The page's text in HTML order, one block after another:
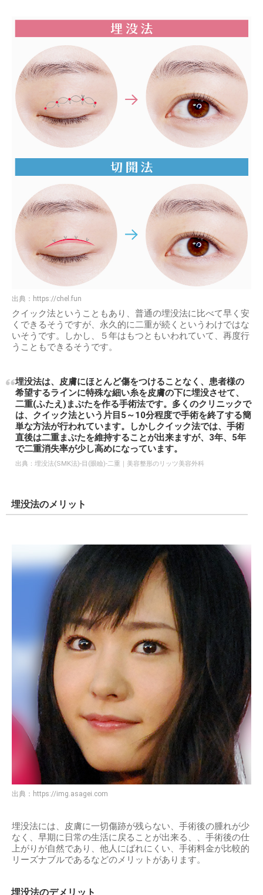
出典： https://chel.fun
クイック法ということもあり、普通の埋没法に比べて早く安
くできるそうですが、永久的に二重が続くというわけではな
いそうです。しかし、５年はもつともいわれていて、再度行
うこともできるそうです。
埋没法は、皮膚にほとんど傷をつけることなく、患者様の
希望するラインに特殊な細い糸を皮膚の下に埋没させて、
二重(ふたえ)まぶたを作る手術法です。多くのクリニックで
は、クイック法という片目5～10分程度で手術を終了する簡
単な方法が行われています。しかしクイック法では、手術
直後は二重まぶたを維持することが出来ますが、3年、5年
で二重消失率が少し高めになっています。
出典： 埋没法(SMK法)-目(眼瞼)-二重｜美容整形のリッツ美容外科
埋没法のメリット
出典： https://img.asagei.com
埋没法には、皮膚に一切傷跡が残らない、手術後の腫れが少
なく、早期に日常の生活に戻ることが出来る、、手術後の仕
上がりが自然であり、他人にばれにくい、手術料金が比較的
リーズナブルであるなどのメリットがあります。
埋没法のデメリット